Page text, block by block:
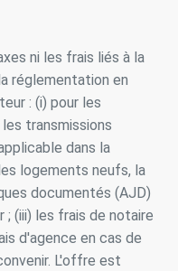
ni les frais liés à la
réglementation en
: (i) pour les
transmissions
dans la
logements neufs, la
documentés (AJD)
; (iii) les frais de notaire
d'agence en cas de
L'offre est
Toujours actif
pour collecter des
Si vous
leur installation.
son navigateur,
leur installation sur son
l'esprit qu'une telle
de navigation sur le